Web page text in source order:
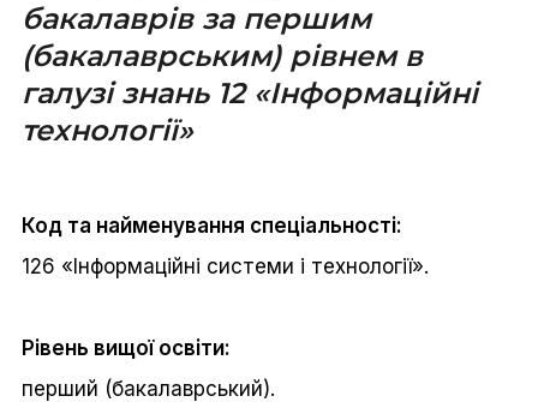
бакалаврів за першим
(бакалаврським) рівнем в
галузі знань 12 «Інформаційні
технології»
Код та найменування спеціальності:
126 «Інформаційні системи і технології».
Рівень вищої освіти:
перший (бакалаврський).